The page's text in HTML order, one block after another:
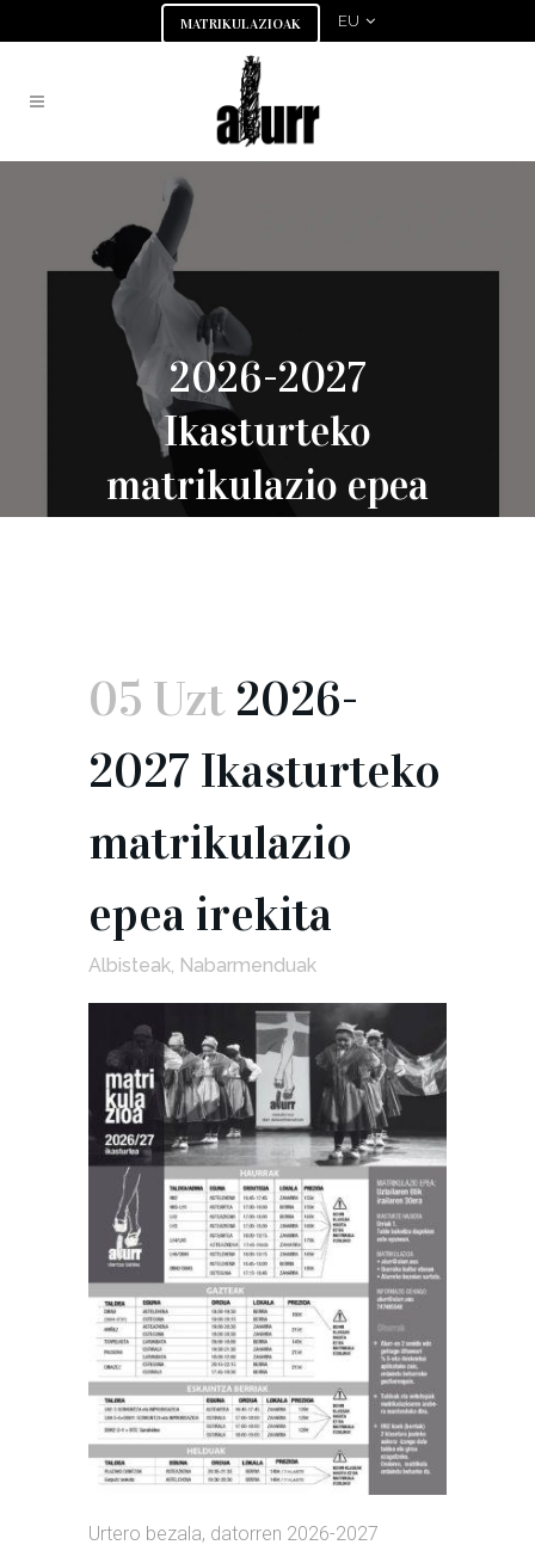
MATRIKULAZIOAK EU
2026-2027
Ikasturteko
matrikulazio epea
05 Uzt2026-
2027 Ikasturteko
matrikulazio
epea irekita
Albisteak, Nabarmenduak
Urtero bezala, datorren 2026-2027